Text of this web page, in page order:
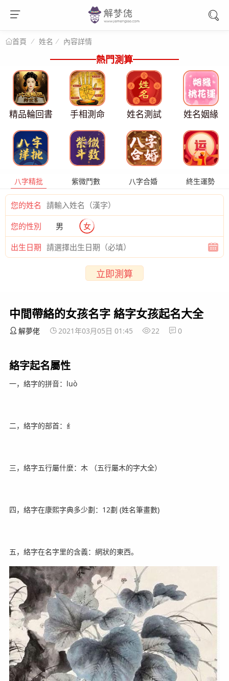
首頁 姓名 內容詳情
熱門測算
精品輪回書 手相測命 姓名測試 姓名姻緣
八字精批 紫微鬥數 八字合婚 終生運勢
您的姓名
您的性別 男 女
出生日期
立即測算
中間帶絡的女孩名字 絡字女孩起名大全
解夢佬 2021年03月05日 01:45 22 0
絡字起名屬性
一，絡字的拼音：luò
二，絡字的部首：纟
三，絡字五行屬什麼：木 （五行屬木的字大全）
四，絡字在康熙字典多少劃：12劃 (姓名筆畫數)
五，絡字在名字里的含義：網狀的東西。